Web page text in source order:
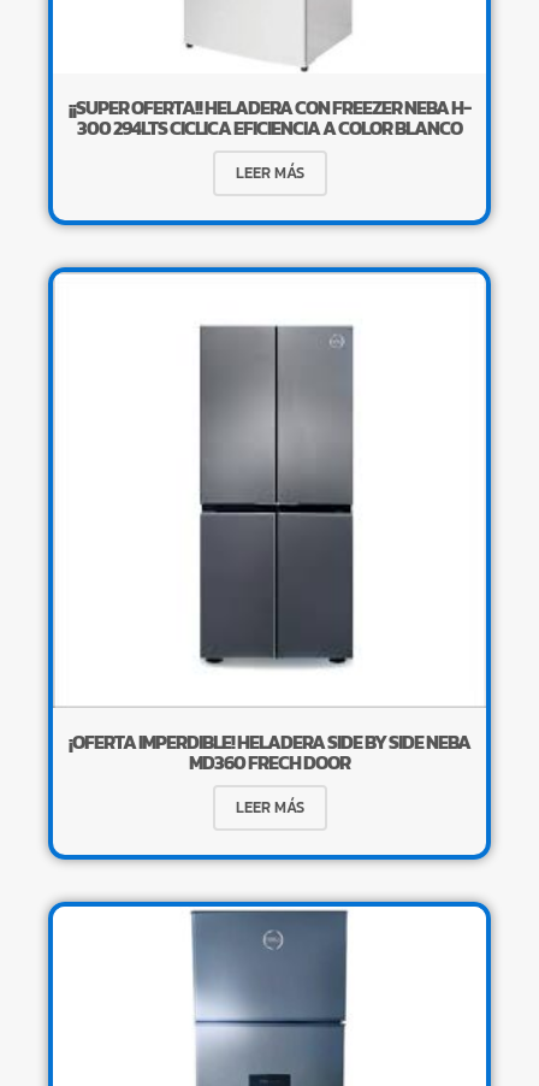
¡¡SUPER OFERTA!! HELADERA CON FREEZER NEBA H-
300 294LTS CICLICA EFICIENCIA A COLOR BLANCO
LEER MÁS
¡OFERTA IMPERDIBLE! HELADERA SIDE BY SIDE NEBA
MD360 FRECH DOOR
LEER MÁS